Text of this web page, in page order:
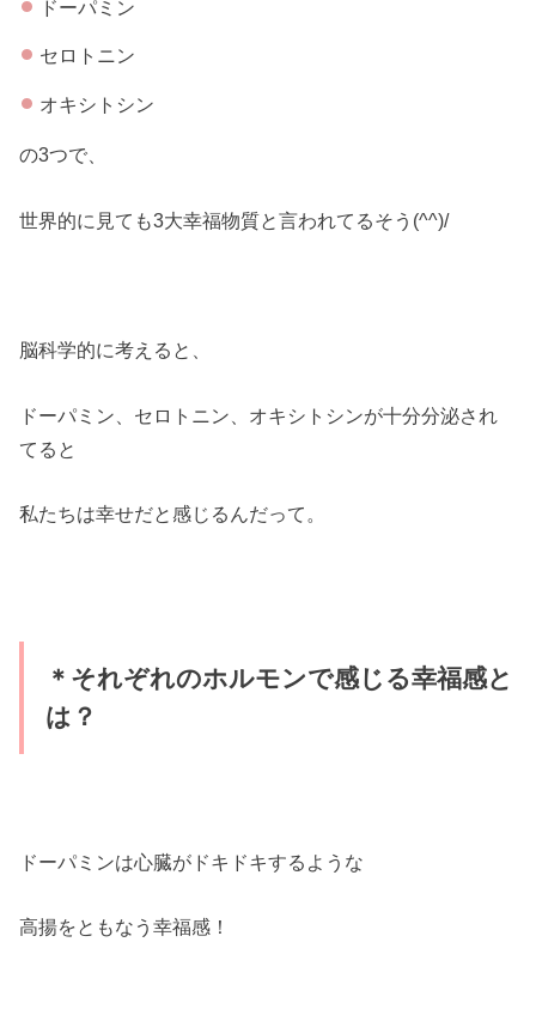
ドーパミン
セロトニン
オキシトシン
の3つで、
世界的に見ても3大幸福物質と言われてるそう(^^)/
脳科学的に考えると、
ドーパミン、セロトニン、オキシトシンが十分分泌され
てると
私たちは幸せだと感じるんだって。
＊それぞれのホルモンで感じる幸福感と
は？
ドーパミンは心臓がドキドキするような
高揚をともなう幸福感！